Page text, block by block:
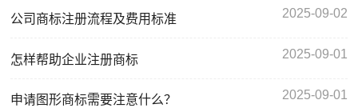
公司商标注册流程及费用标准 2025-09-02
怎样帮助企业注册商标 2025-09-01
申请图形商标需要注意什么？ 2025-09-01